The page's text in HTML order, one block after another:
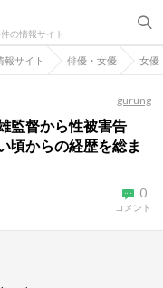
の情報サイト
サイト 俳優・女優 女優
gurung
監督から性被害告
頃からの経歴を総ま
0
コメント